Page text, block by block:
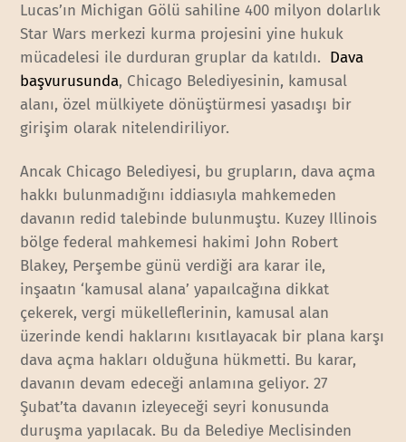
Lucas’ın Michigan Gölü sahiline 400 milyon dolarlık
Star Wars merkezi kurma projesini yine hukuk
mücadelesi ile durduran gruplar da katıldı. Dava
başvurusunda, Chicago Belediyesinin, kamusal
alanı, özel mülkiyete dönüştürmesi yasadışı bir
girişim olarak nitelendiriliyor.
Ancak Chicago Belediyesi, bu grupların, dava açma
hakkı bulunmadığını iddiasıyla mahkemeden
davanın redid talebinde bulunmuştu. Kuzey Illinois
bölge federal mahkemesi hakimi John Robert
Blakey, Perşembe günü verdiği ara karar ile,
inşaatın ‘kamusal alana’ yapaılcağına dikkat
çekerek, vergi mükelleflerinin, kamusal alan
üzerinde kendi haklarını kısıtlayacak bir plana karşı
dava açma hakları olduğuna hükmetti. Bu karar,
davanın devam edeceği anlamına geliyor. 27
Şubat’ta davanın izleyeceği seyri konusunda
duruşma yapılacak. Bu da Belediye Meclisinden